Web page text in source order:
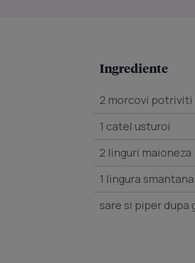
Ingrediente
2 morcovi potriviti
1 catel usturoi
2 linguri maioneza
1 lingura smantana
sare si piper dupa